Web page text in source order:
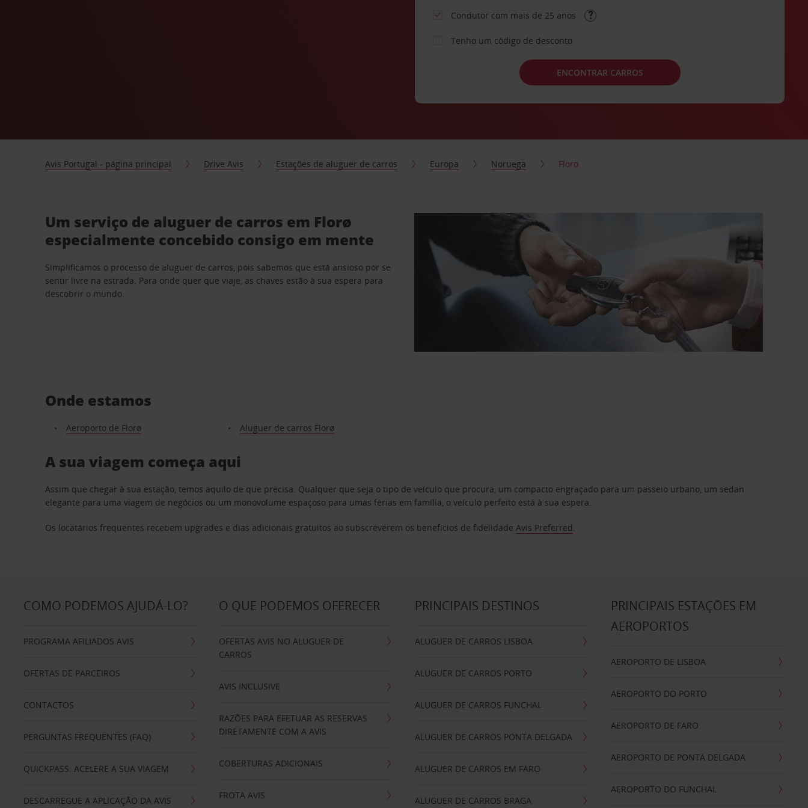
Condutor com mais de 25 anos
Tenho um código de desconto
ENCONTRAR CARROS
Avis Portugal - página principal Drive Avis Estações de aluguer de carros Europa Noruega Floro
Um serviço de aluguer de carros em Florø
especialmente concebido consigo em mente
Simplificamos o processo de aluguer de carros, pois sabemos que está ansioso por se
sentir livre na estrada. Para onde quer que viaje, as chaves estão à sua espera para
descobrir o mundo.
Onde estamos
Aeroporto de Florø Aluguer de carros Florø
A sua viagem começa aqui
Assim que chegar à sua estação, temos aquilo de que precisa. Qualquer que seja o tipo de veículo que procura, um compacto engraçado para um passeio urbano, um sedan
elegante para uma viagem de negócios ou um monovolume espaçoso para umas férias em família, o veículo perfeito está à sua espera.
Os locatários frequentes recebem upgrades e dias adicionais gratuitos ao subscreverem os benefícios de fidelidadeAvis Preferred.
COMO PODEMOS AJUDÁ-LO?
PROGRAMA AFILIADOS AVIS
OFERTAS DE PARCEIROS
CONTACTOS
PERGUNTAS FREQUENTES (FAQ)
QUICKPASS: ACELERE A SUA VIAGEM
DESCARREGUE A APLICAÇÃO DA AVIS
O QUE PODEMOS OFERECER
OFERTAS AVIS NO ALUGUER DE
CARROS
AVIS INCLUSIVE
RAZÕES PARA EFETUAR AS RESERVAS
DIRETAMENTE COM A AVIS
COBERTURAS ADICIONAIS
FROTA AVIS
PRINCIPAIS DESTINOS
ALUGUER DE CARROS LISBOA
ALUGUER DE CARROS PORTO
ALUGUER DE CARROS FUNCHAL
ALUGUER DE CARROS PONTA DELGADA
ALUGUER DE CARROS EM FARO
ALUGUER DE CARROS BRAGA
PRINCIPAIS ESTAÇÕES EM
AEROPORTOS
AEROPORTO DE LISBOA
AEROPORTO DO PORTO
AEROPORTO DE FARO
AEROPORTO DE PONTA DELGADA
AEROPORTO DO FUNCHAL